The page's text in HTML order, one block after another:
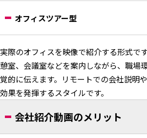
オフィスツアー型
実際のオフィスを映像で紹介する形式で
憩室、会議室などを案内しながら、職場
覚的に伝えます。リモートでの会社説明
効果を発揮するスタイルです。
会社紹介動画のメリット